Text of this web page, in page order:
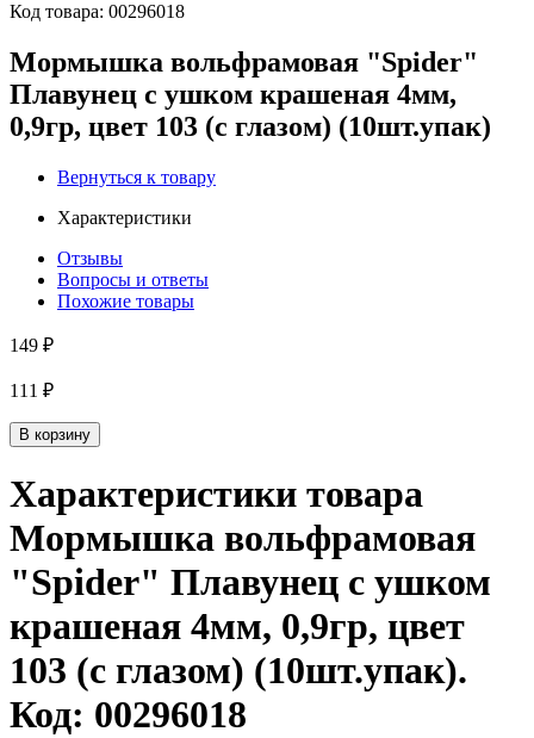
Код товара: 00296018
Мормышка вольфрамовая "Spider"
Плавунец с ушком крашеная 4мм,
0,9гр, цвет 103 (с глазом) (10шт.упак)
Вернуться к товару
Характеристики
Отзывы
Вопросы и ответы
Похожие товары
149 ₽
111 ₽
В корзину
Характеристики товара
Мормышка вольфрамовая
"Spider" Плавунец с ушком
крашеная 4мм, 0,9гр, цвет
103 (с глазом) (10шт.упак).
Код: 00296018